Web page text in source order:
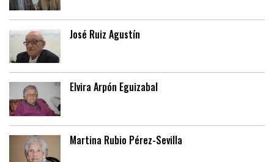
José Ruiz Agustín
Elvira Arpón Eguizabal
Martina Rubio Pérez-Sevilla